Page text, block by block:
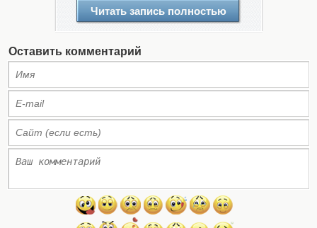
Читать запись полностью
Оставить комментарий